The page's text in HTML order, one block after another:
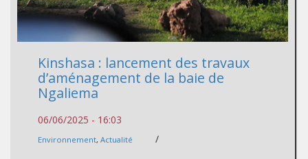
Kinshasa : lancement des travaux
d’aménagement de la baie de
Ngaliema
06/06/2025 - 16:03
Environnement, Actualité /